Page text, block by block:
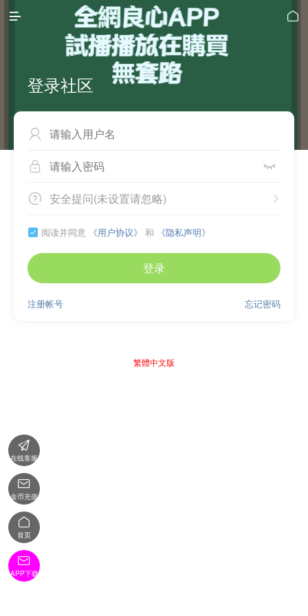
 
登录社区

 
 
安全提问(未设置请忽略)
 阅读并同意 《用户协议》 和 《隐私声明》
登录
忘记密码
注册帐号
繁體中文版

在线客服

金币充值

首页

APP下载